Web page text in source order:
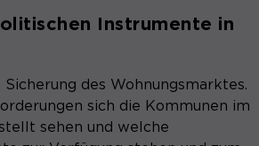
Instrumente in
des Wohnungsmarktes.
sich die Kommunen im
sehen und welche